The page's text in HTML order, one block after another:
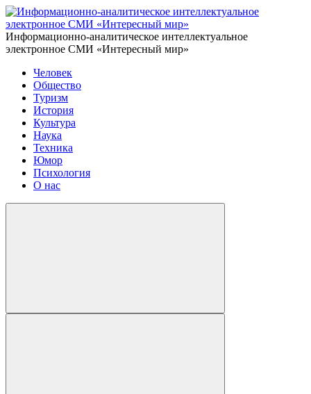
Информационно-аналитическое интеллектуальное
электронное СМИ «Интересный мир»
Человек
Общество
Туризм
История
Культура
Наука
Техника
Юмор
Психология
О нас